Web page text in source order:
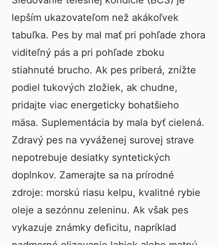
lepším ukazovateľom než akákoľvek
tabuľka. Pes by mal mať pri pohľade zhora
viditeľný pás a pri pohľade zboku
stiahnuté brucho. Ak pes priberá, znížte
podiel tukových zložiek, ak chudne,
pridajte viac energeticky bohatšieho
mäsa. Suplementácia by mala byť cielená.
Zdravý pes na vyváženej surovej strave
nepotrebuje desiatky syntetických
doplnkov. Zamerajte sa na prírodné
zdroje: morskú riasu kelpu, kvalitné rybie
oleje a sezónnu zeleninu. Ak však pes
vykazuje známky deficitu, napríklad